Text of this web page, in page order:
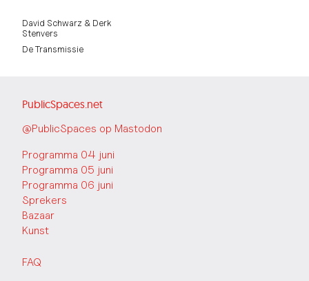
David Schwarz & Derk
Stenvers
De Transmissie
PublicSpaces.net
@PublicSpaces op Mastodon
Programma 04 juni
Programma 05 juni
Programma 06 juni
Sprekers
Bazaar
Kunst
FAQ